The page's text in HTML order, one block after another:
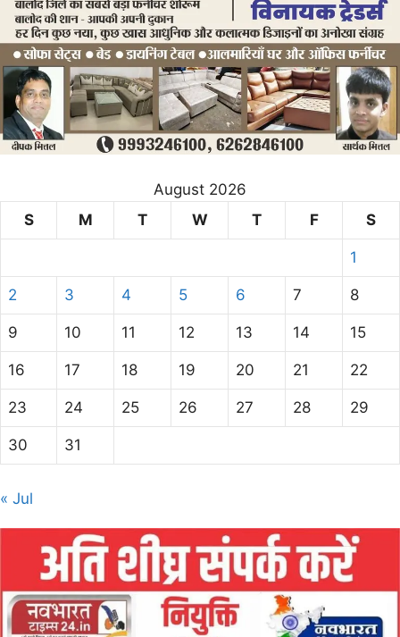
August 2026
S
M T W T F S
1
2 3 4 5 6 7 8
9 10 11 12 13 14 15
16 17 18 19 20 21 22
23 24 25 26 27 28 29
30 31
« Jul